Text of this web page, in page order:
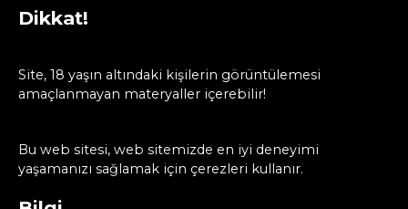
Dikkat!
Site, 18 yaşın altındaki kişilerin görüntülemesi
amaçlanmayan materyaller içerebilir!
Bu web sitesi, web sitemizde en iyi deneyimi
yaşamanızı sağlamak için çerezleri kullanır.